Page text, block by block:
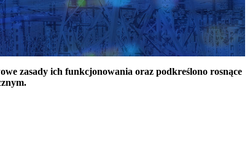
zasady ich funkcjonowania oraz podkreślono rosnące